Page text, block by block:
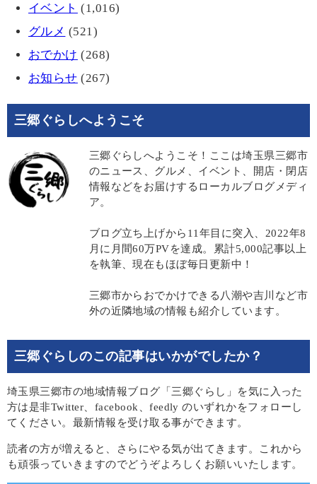
イベント (1,016)
グルメ (521)
おでかけ (268)
お知らせ (267)
三郷ぐらしへようこそ
三郷ぐらしへようこそ！ここは埼玉県三郷市
のニュース、グルメ、イベント、開店・閉店
情報などをお届けするローカルブログメディ
ア。
ブログ立ち上げから11年目に突入、2022年8
月に月間60万PVを達成。累計5,000記事以上
を執筆、現在もほぼ毎日更新中！
三郷市からおでかけできる八潮や吉川など市
外の近隣地域の情報も紹介しています。
三郷ぐらしのこの記事はいかがでしたか？
埼玉県三郷市の地域情報ブログ「三郷ぐらし」を気に入った
方は是非Twitter、facebook、feedly のいずれかをフォローし
てください。最新情報を受け取る事ができます。
読者の方が増えると、さらにやる気が出てきます。これから
も頑張っていきますのでどうぞよろしくお願いいたします。